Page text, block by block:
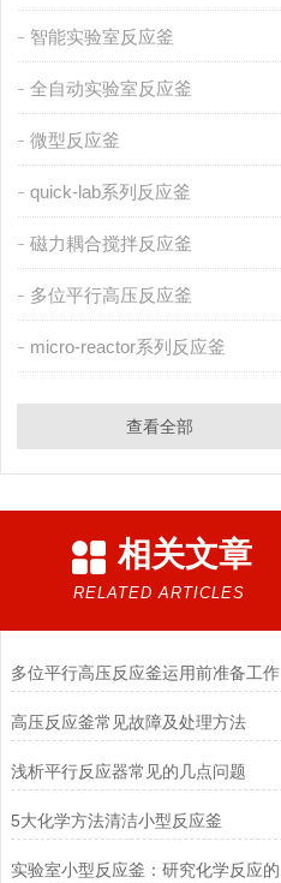
智能实验室反应釜
全自动实验室反应釜
微型反应釜
quick-lab系列反应釜
磁力耦合搅拌反应釜
多位平行高压反应釜
micro-reactor系列反应釜
查看全部
相关文章
RELATED ARTICLES
多位平行高压反应釜运用前准备工作
高压反应釜常见故障及处理方法
浅析平行反应器常见的几点问题
5大化学方法清洁小型反应釜